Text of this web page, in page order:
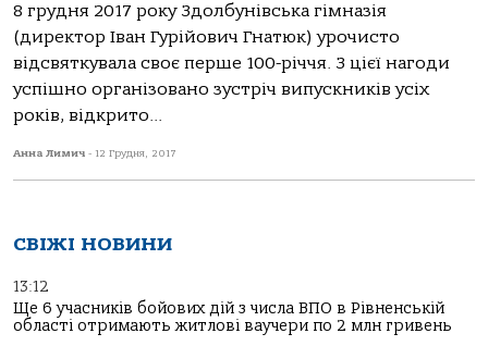
8 грудня 2017 року Здолбунівська гімназія
(директор Іван Гурійович Гнатюк) урочисто
відсвяткувала своє перше 100-річчя. З цієї нагоди
успішно організовано зустріч випускників усіх
років, відкрито...
Анна Лимич - 12 Грудня, 2017
СВІЖІ НОВИНИ
13:12
Ще 6 учасників бойових дій з числа ВПО в Рівненській
області отримають житлові ваучери по 2 млн гривень